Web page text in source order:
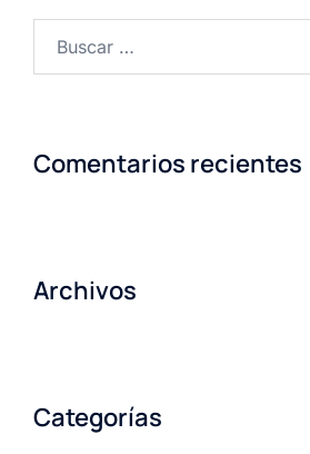
Comentarios recientes
Archivos
Categorías